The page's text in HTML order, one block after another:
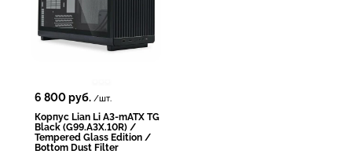
6 800руб. /шт.
Корпус Lian Li A3-mATX TG
Black (G99.A3X.10R) /
Tempered Glass Edition /
Bottom Dust Filter